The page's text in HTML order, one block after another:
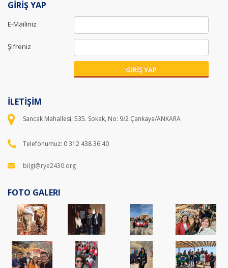
GİRİŞ YAP
E-Mailiniz
Şifreniz
GİRİŞ YAP
İLETİŞİM
Sancak Mahallesi, 535. Sokak, No: 9/2 Çankaya/ANKARA
Telefonumuz: 0 312 438 36 40
bilgi@rye2430.org
FOTO GALERI